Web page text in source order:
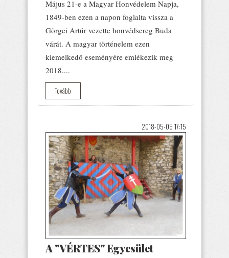
Május 21-e a Magyar Honvédelem Napja,
1849-ben ezen a napon foglalta vissza a
Görgei Artúr vezette honvédsereg Buda
várát. A magyar történelem ezen
kiemelkedő eseményére emlékezik meg
2018....
Tovább
2018-05-05 17:15
A "VÉRTES" Egyesület